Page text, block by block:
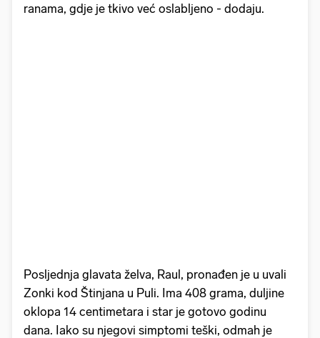
ranama, gdje je tkivo već oslabljeno - dodaju.
Posljednja glavata želva, Raul, pronađen je u uvali
Zonki kod Štinjana u Puli. Ima 408 grama, duljine
oklopa 14 centimetara i star je gotovo godinu
dana. Iako su njegovi simptomi teški, odmah je